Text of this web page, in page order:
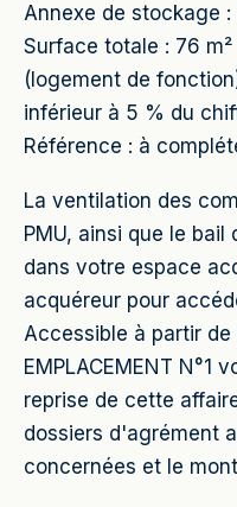
Annexe de stockage :
Surface totale : 76
(logement de
inférieur à 5 % du
Référence : à
La ventilation des
PMU, ainsi que le
dans votre espace
acquéreur pour
Accessible à partir
EMPLACEMENT N°1
reprise de cette
dossiers d'agrément
concernées et le